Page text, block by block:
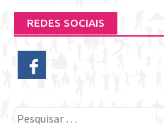
REDES SOCIAIS
Pesquisar